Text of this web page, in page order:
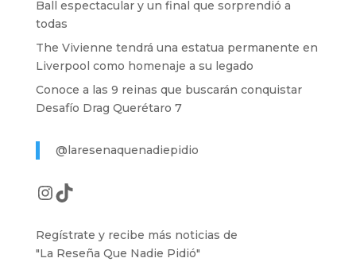
Ball espectacular y un final que sorprendió a
todas
The Vivienne tendrá una estatua permanente en
Liverpool como homenaje a su legado
Conoce a las 9 reinas que buscarán conquistar
Desafío Drag Querétaro 7
@laresenaquenadiepidio
Instagram
TikTok
Regístrate y recibe más noticias de
"La Reseña Que Nadie Pidió"